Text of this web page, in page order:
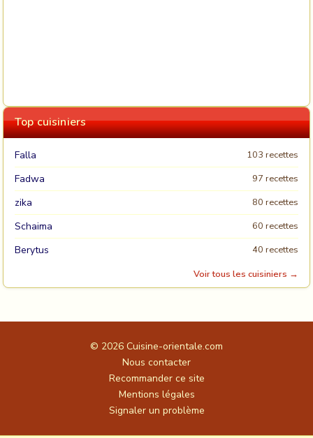
Top cuisiniers
Falla 103 recettes
Fadwa 97 recettes
zika 80 recettes
Schaima 60 recettes
Berytus
40 recettes
Voir tous les cuisiniers →
© 2026 Cuisine-orientale.com
Nous contacter
Recommander ce site
Mentions légales
Signaler un problème